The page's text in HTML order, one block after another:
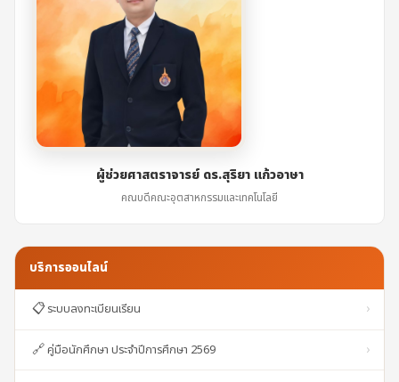
ผู้ช่วยศาสตราจารย์ ดร.สุริยา แก้วอาษา
คณบดีคณะอุตสาหกรรมและเทคโนโลยี
บริการออนไลน์
📋ระบบลงทะเบียนเรียน ›
🔗คู่มือนักศึกษา ประจำปีการศึกษา 2569 ›